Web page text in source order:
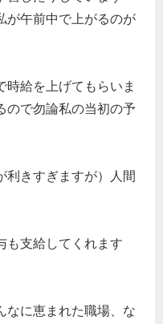
が午前中で上がるのが
給を上げてもらいま
ので勿論私の当初の予
利きすぎますが）人間
も支給してくれます
なに恵まれた職場、な